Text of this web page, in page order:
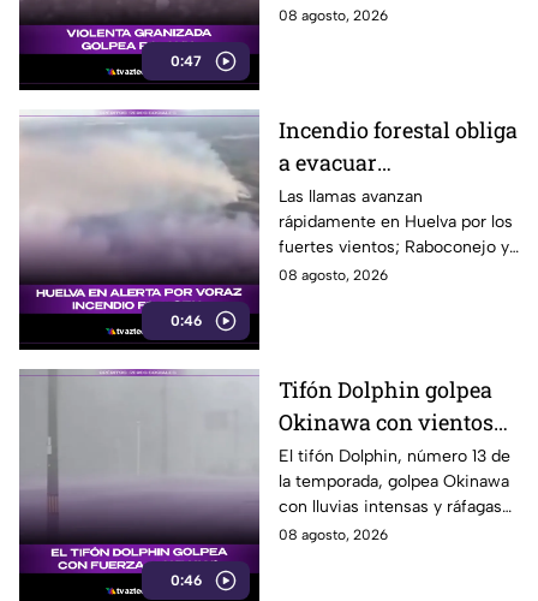
0:47
provocó daños en los cristales
08 agosto, 2026
0:46
Incendio forestal obliga
a evacuar
comunidades en
Huelva
Las llamas avanzan
rápidamente en Huelva por los
fuertes vientos; Raboconejo y
Caballón fueron evacuadas
08 agosto, 2026
0:46
Tifón Dolphin golpea
Okinawa con vientos
de hasta 157 km/h
El tifón Dolphin, número 13 de
la temporada, golpea Okinawa
con lluvias intensas y ráfagas
de hasta 157 kilómetros por
08 agosto, 2026